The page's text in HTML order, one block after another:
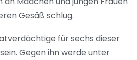
Gesäß schlug.
für sechs dieser
Gegen ihn werde unter